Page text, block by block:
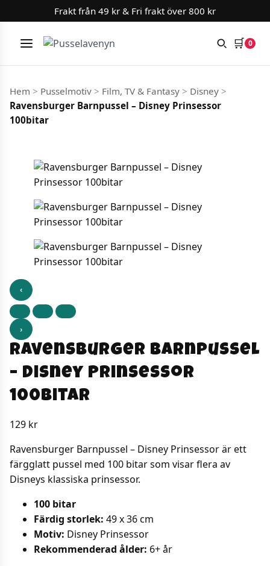
Hoppa till innehåll
Frakt från 49 kr & Fri frakt över 800 kr
Meny 🛒 0
Hem > Pusselmotiv > Film, TV & Fantasy > Disney >
Ravensburger Barnpussel – Disney Prinsessor
100bitar
‹
›
Ravensburger Barnpussel
– Disney Prinsessor
100bitar
129 kr
Ravensburger Barnpussel – Disney Prinsessor är ett
färgglatt pussel med 100 bitar som visar flera av
Disneys klassiska prinsessor.
100 bitar
Färdig storlek: 49 x 36 cm
Motiv: Disney Prinsessor
Rekommenderad ålder: 6+ år